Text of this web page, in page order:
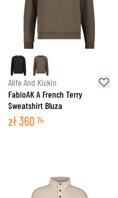
Alife And Kickin
FabioAK A French Terry
Sweatshirt Bluza
zł360 74